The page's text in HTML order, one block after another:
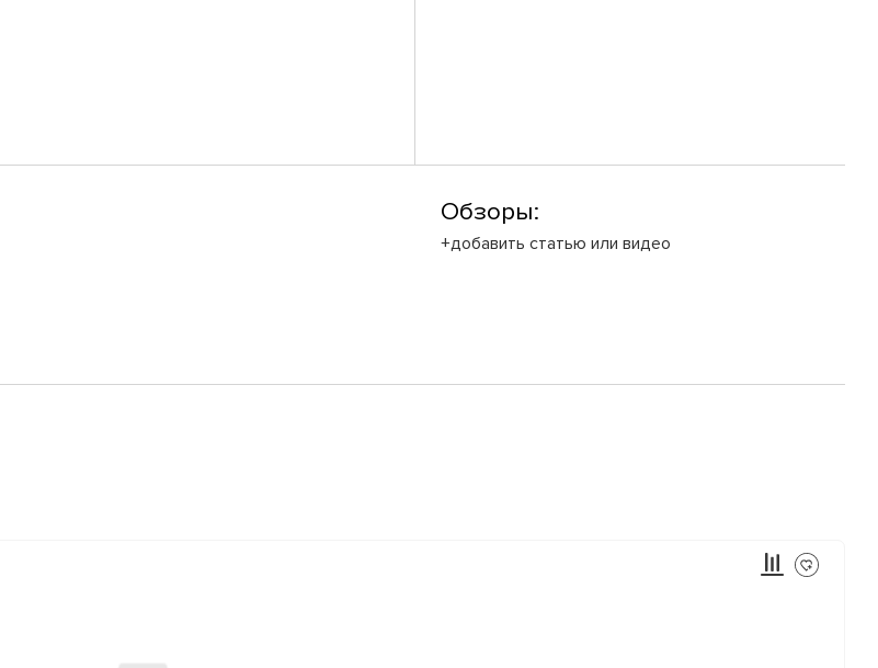
Обзоры:
+добавить статью или видео